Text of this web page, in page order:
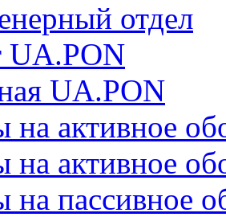
отдел
UA.PON
UA.PON
на активное
на активное
на пассивное